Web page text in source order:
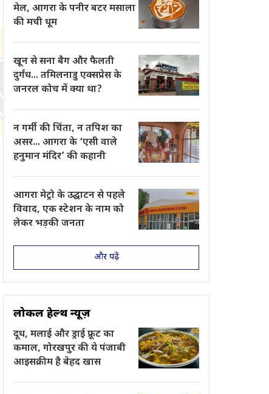
मेल, आगरा के पनीर बटर मसाला
की मची धूम
खून से सना बैग और फैलती
दुर्गंध... तमिलनाडु एक्सप्रेस के
जनरल कोच में क्या था?
न गर्मी की चिंता, न तपिश का
असर... आगरा के ‘एसी वाले
हनुमान मंदिर’ की कहानी
आगरा मेट्रो के उद्घाटन से पहले
विवाद, एक स्टेशन के नाम को
लेकर भड़की जनता
और पढ़ें
लोकल हेल्थ न्यूज़
दूध, मलाई और ड्राई फ्रूट का
कमाल, गोरखपुर की ये पंजाबी
आइसक्रीम है बेहद खास